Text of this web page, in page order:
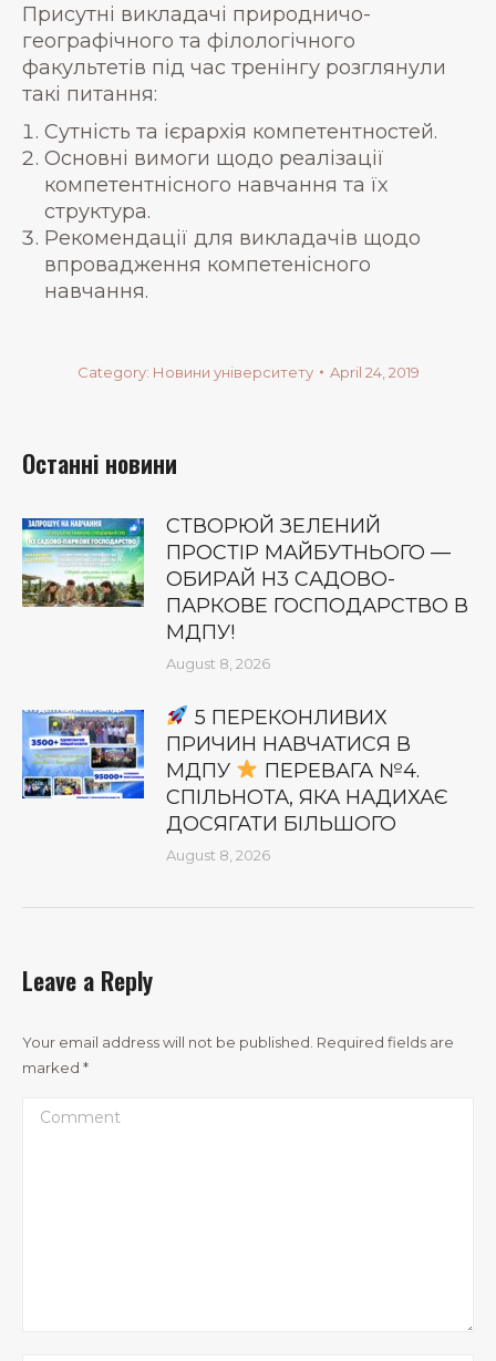
Присутні викладачі природничо-
географічного та філологічного
факультетів під час тренінгу розглянули
такі питання:
Сутність та ієрархія компетентностей.
Основні вимоги щодо реалізації
компетентнісного навчання та їх
структура.
Рекомендації для викладачів щодо
впровадження компетенісного
навчання.
Category: Новини університету April 24, 2019
Останні новини
СТВОРЮЙ ЗЕЛЕНИЙ
ПРОСТІР МАЙБУТНЬОГО —
ОБИРАЙ Н3 САДОВО-
ПАРКОВЕ ГОСПОДАРСТВО В
МДПУ!
August 8, 2026
5 ПЕРЕКОНЛИВИХ
ПРИЧИН НАВЧАТИСЯ В
МДПУ
ПЕРЕВАГА №4.
СПІЛЬНОТА, ЯКА НАДИХАЄ
ДОСЯГАТИ БІЛЬШОГО
August 8, 2026
Leave a Reply
Your email address will not be published. Required fields are
marked *
Comment